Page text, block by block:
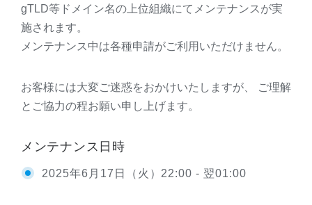
gTLD等ドメイン名の上位組織にてメンテナンスが実
施されます。
メンテナンス中は各種申請がご利用いただけません。
お客様には大変ご迷惑をおかけいたしますが、 ご理解
とご協力の程お願い申し上げます。
メンテナンス日時
2025年6月17日（火）22:00 - 翌01:00